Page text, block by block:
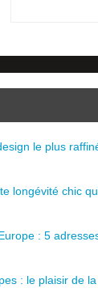
le plus
longévité chic
: 5
: le plaisir de